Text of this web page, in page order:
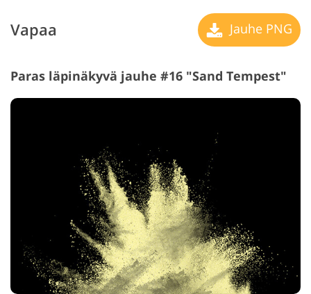
Vapaa Jauhe PNG
Paras läpinäkyvä jauhe #16 "Sand Tempest"